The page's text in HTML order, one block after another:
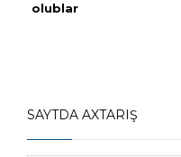
olublar
SAYTDA AXTARIŞ